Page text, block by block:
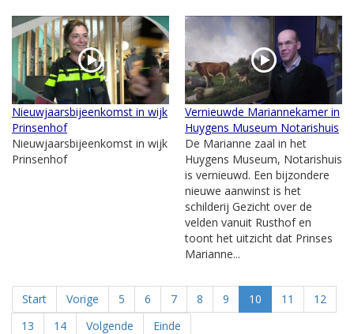
Nieuwjaarsbijeenkomst in wijk
Prinsenhof
Nieuwjaarsbijeenkomst in wijk
Prinsenhof
Vernieuwde Mariannekamer in
Huygens Museum Notarishuis
De Marianne zaal in het
Huygens Museum, Notarishuis
is vernieuwd. Een bijzondere
nieuwe aanwinst is het
schilderij Gezicht over de
velden vanuit Rusthof en
toont het uitzicht dat Prinses
Marianne...
Start Vorige 5 6 7 8 9 10 11
12
13
14 Volgende Einde